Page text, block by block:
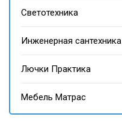
Светотехника
Инженерная сантехника
Лючки Практика
Мебель Матрас